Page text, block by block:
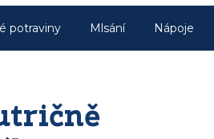
potraviny Mlsání Nápoje